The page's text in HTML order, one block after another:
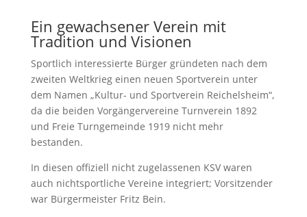
Ein gewachsener Verein mit
Tradition und Visionen
Sportlich interessierte Bürger gründeten nach dem
zweiten Weltkrieg einen neuen Sportverein unter
dem Namen „Kultur- und Sportverein Reichelsheim“,
da die beiden Vorgängervereine Turnverein 1892
und Freie Turngemeinde 1919 nicht mehr
bestanden.
In diesen offiziell nicht zugelassenen KSV waren
auch nichtsportliche Vereine integriert; Vorsitzender
war Bürgermeister Fritz Bein.